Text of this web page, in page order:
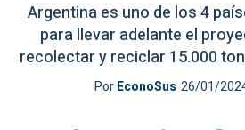
Argentina es uno de los 4
para llevar adelante el
recolectar y reciclar 15.000
PorEconoSus 26/01/